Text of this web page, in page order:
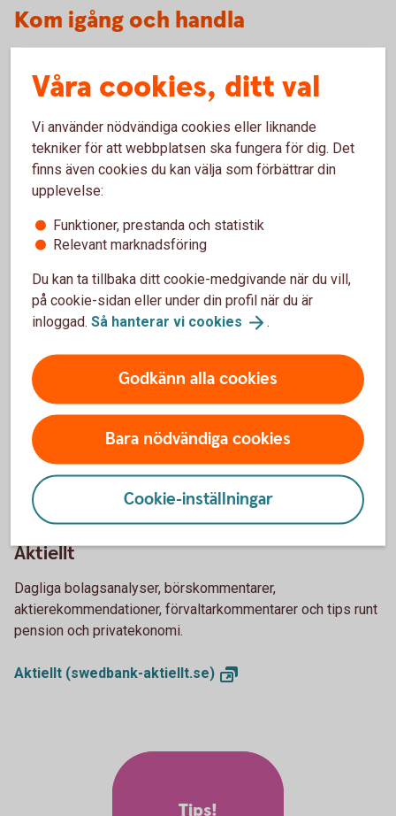
Kom igång och handla
Våra värdepapperstjänster
som passar dig beror på dig och ditt sparande. Läs
mer om våra värdepapperstjänster och kom igång.
Våravärdepapperstjänster
Så handlar du värdepapper
Du kan köpa värdepapper på flera olika sätt. Handla
värdepapper enkelt i internetbanken eller vår app. Du
kan även ringa vårt kundcenter eller besöka ett
kontor.
Så handlar du
Aktiellt
Dagliga bolagsanalyser, börskommentarer,
aktierekommendationer, förvaltarkommentarer och tips runt
pension och privatekonomi.
Aktiellt (swedbank-aktiellt.se)
Tips!
Våra cookies, ditt val
Vi använder nödvändiga cookies eller liknande
tekniker för att webbplatsen ska fungera för dig. Det
finns även cookies du kan välja som förbättrar din
upplevelse:
Funktioner, prestanda och statistik
Relevant marknadsföring
Du kan ta tillbaka ditt cookie-medgivande när du vill,
på cookie-sidan eller under din profil när du är
inloggad. Så hanterar vi cookies .
Godkänn alla cookies
Bara nödvändiga cookies
Cookie-inställningar